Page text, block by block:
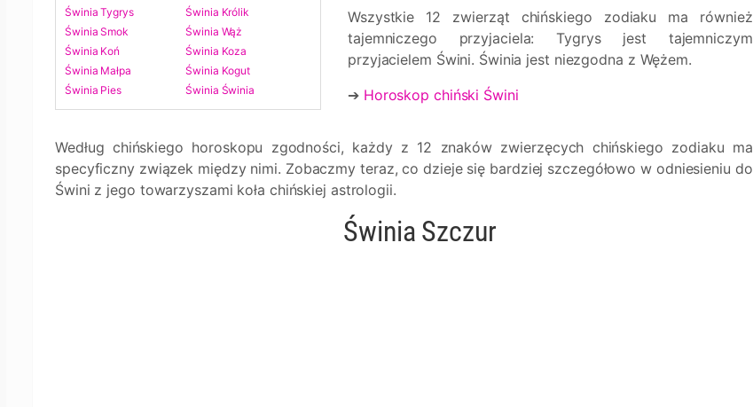
Świnia Tygrys
Świnia Królik
Świnia Smok
Świnia Wąż
Świnia Koń
Świnia Koza
Świnia Małpa
Świnia Kogut
Świnia Pies
Świnia Świnia
Wszystkie 12 zwierząt chińskiego zodiaku ma również
tajemniczego przyjaciela: Tygrys jest tajemniczym
przyjacielem Świni. Świnia jest niezgodna z Wężem.
➔ Horoskop chiński Świni
Według chińskiego horoskopu zgodności, każdy z 12 znaków zwierzęcych chińskiego zodiaku ma
specyficzny związek między nimi. Zobaczmy teraz, co dzieje się bardziej szczegółowo w odniesieniu do
Świni z jego towarzyszami koła chińskiej astrologii.
Świnia Szczur